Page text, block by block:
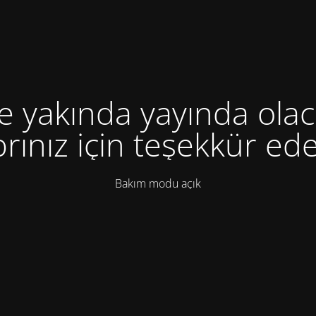
yakında yayında
için teşekkür
Bakım modu açık